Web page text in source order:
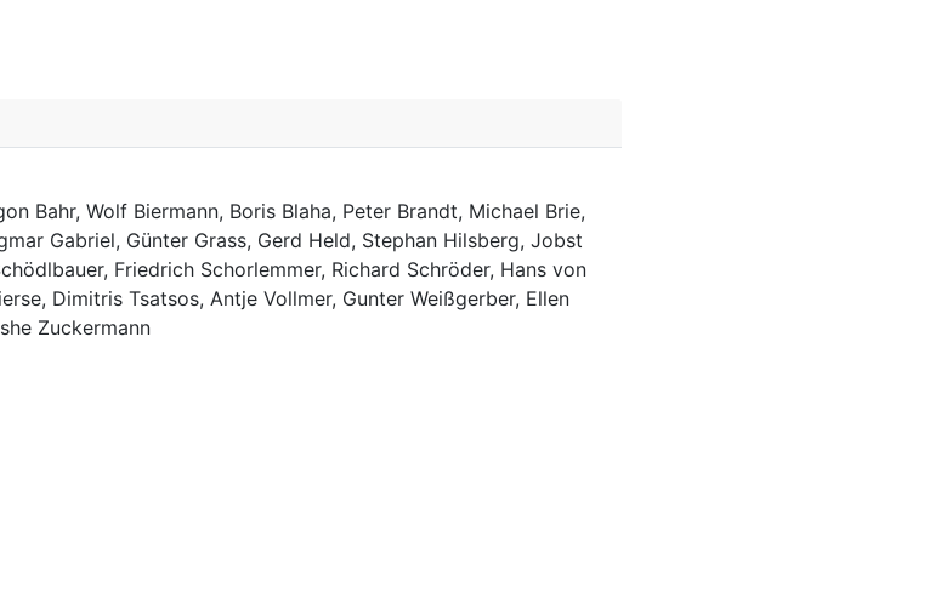
Bahr, Wolf Biermann, Boris Blaha, Peter Brandt, Michael Brie,
Gabriel, Günter Grass, Gerd Held, Stephan Hilsberg, Jobst
Friedrich Schorlemmer, Richard Schröder, Hans von
Dimitris Tsatsos, Antje Vollmer, Gunter Weißgerber, Ellen
Zuckermann